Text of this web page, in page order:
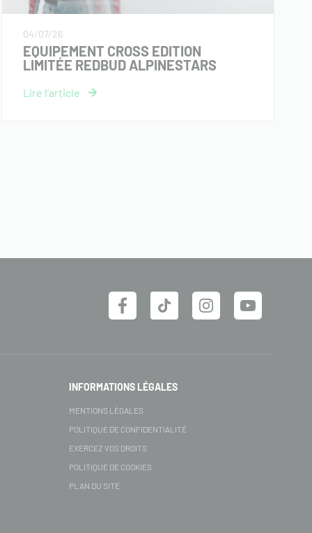
04/07/26
EQUIPEMENT CROSS EDITION
LIMITÉE REDBUD ALPINESTARS
INFORMATIONS LÉGALES
MENTIONS LÉGALES
POLITIQUE DE CONFIDENTIALITÉ
EXERCEZ VOS DROITS
POLITIQUE DE COOKIES
PLAN DU SITE